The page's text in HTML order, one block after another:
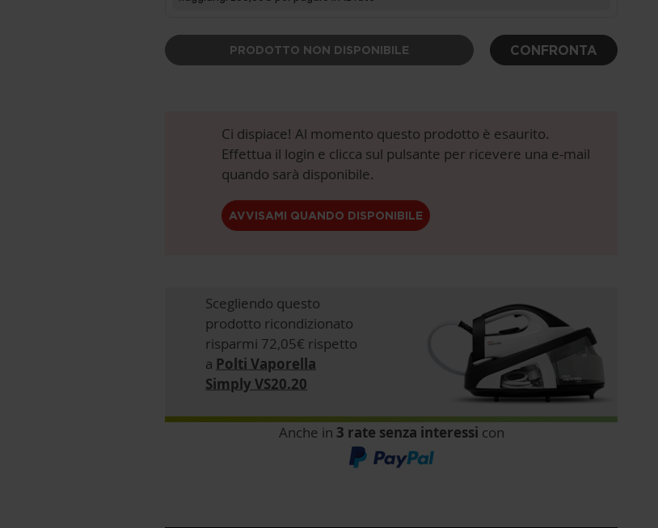
PRODOTTO NON DISPONIBILE CONFRONTA
Ci dispiace! Al momento questo prodotto è esaurito.
Effettua il login e clicca sul pulsante per ricevere una e-mail
quando sarà disponibile.
AVVISAMI QUANDO DISPONIBILE
Scegliendo questo
prodotto ricondizionato
risparmi 72,05€ rispetto
a Polti Vaporella
Simply VS20.20
Anche in 3 rate senza interessi con